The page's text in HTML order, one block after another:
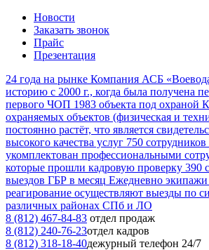
Новости
Заказать звонок
Прайс
Презентация
24 года на рынке Компания АСБ
историю с 2000 г., когда была получена
первого ЧОП 1983 объекта под охраной
охраняемых объектов (физическая и
постоянно растёт, что является
высокого качества услуг 750 сотрудников
укомплектован профессиональными
которые прошли кадровую проверку 390
выездов ГБР в месяц Ежедневно экипажи
реагирование осуществляют выезды по
различных районах СПб и ЛО
8 (812) 467-84-83 отдел продаж
8 (812) 240-76-23отдел кадров
8 (812) 318-18-40дежурный телефон 24/7